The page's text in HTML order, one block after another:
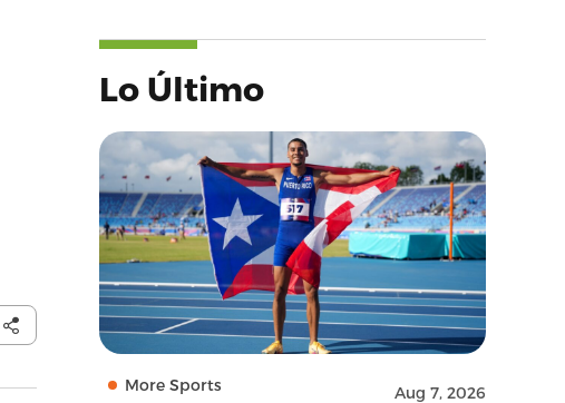
Lo Último
More Sports Aug 7, 2026